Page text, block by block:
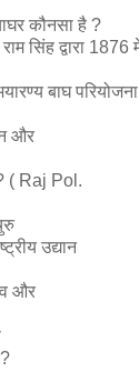
कौनसा है ?
सिंह द्वारा 1876
बाघ
और
( Raj Pol.
उद्यान
और